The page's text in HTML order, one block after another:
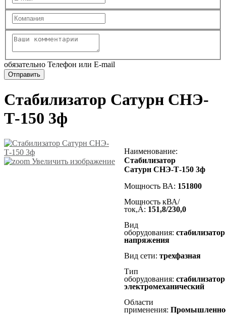
обязательно Телефон или E-mail
Стабилизатор Сатурн СНЭ-
Т-150 3ф
Увеличить изображение
Наименование:
Стабилизатор
Сатурн СНЭ-Т-150 3ф
Мощность ВА: 151800
Мощность кВА/
ток,А: 151,8/230,0
Вид
оборудования: стабилизатор
напряжения
Вид сети: трехфазная
Тип
оборудования: стабилизатор
электромеханический
Области
применения: